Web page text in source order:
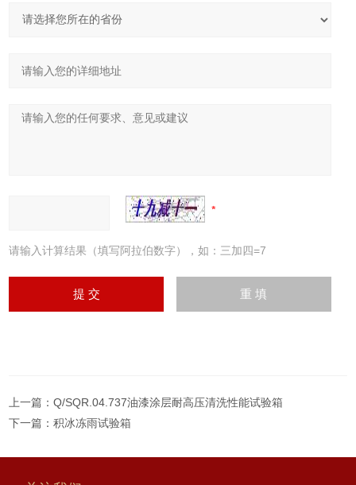
请输入计算结果（填写阿拉伯数字），如：三加四=7
上一篇：Q/SQR.04.737油漆涂层耐高压清洗性能试验箱
下一篇：积冰冻雨试验箱